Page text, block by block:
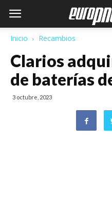
Inicio Recambios
Clarios
de baterías
3 octubre, 2023